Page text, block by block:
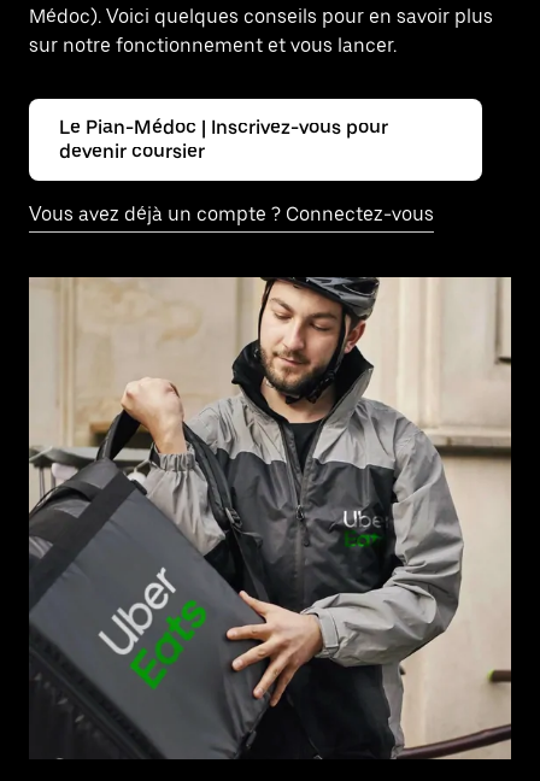
Médoc). Voici quelques conseils pour en savoir plus
sur notre fonctionnement et vous lancer.
Le Pian-Médoc | Inscrivez-vous pour
devenir coursier
Vous avez déjà un compte ? Connectez-vous